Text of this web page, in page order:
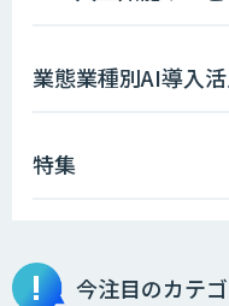
業態業種別AI導入
特集
今注目のカテ